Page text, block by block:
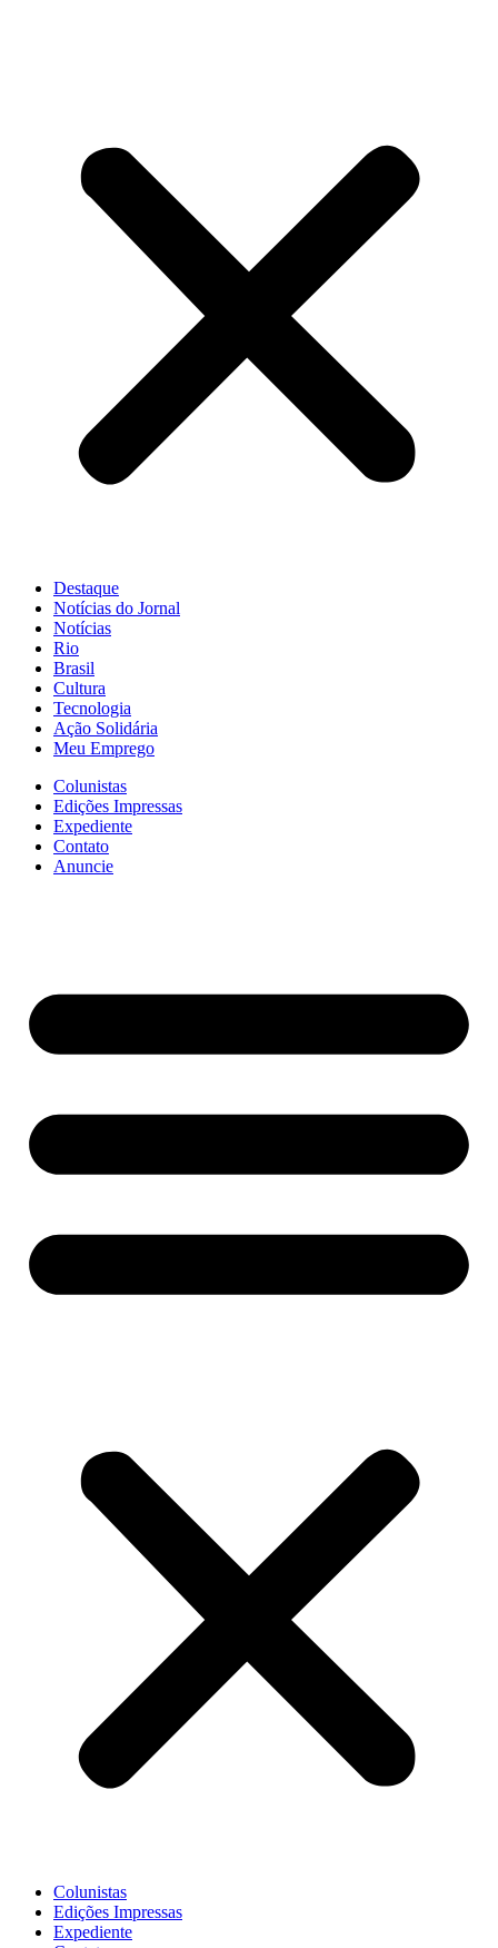
Destaque
Notícias do Jornal
Notícias
Rio
Brasil
Cultura
Tecnologia
Ação Solidária
Meu Emprego
Colunistas
Edições Impressas
Expediente
Contato
Anuncie
Colunistas
Edições Impressas
Expediente